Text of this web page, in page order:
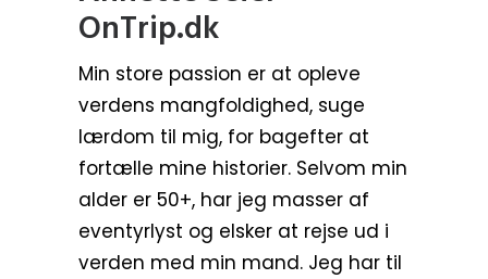
OnTrip.dk
Min store passion er at opleve
verdens mangfoldighed, suge
lærdom til mig, for bagefter at
fortælle mine historier. Selvom min
alder er 50+, har jeg masser af
eventyrlyst og elsker at rejse ud i
verden med min mand. Jeg har til